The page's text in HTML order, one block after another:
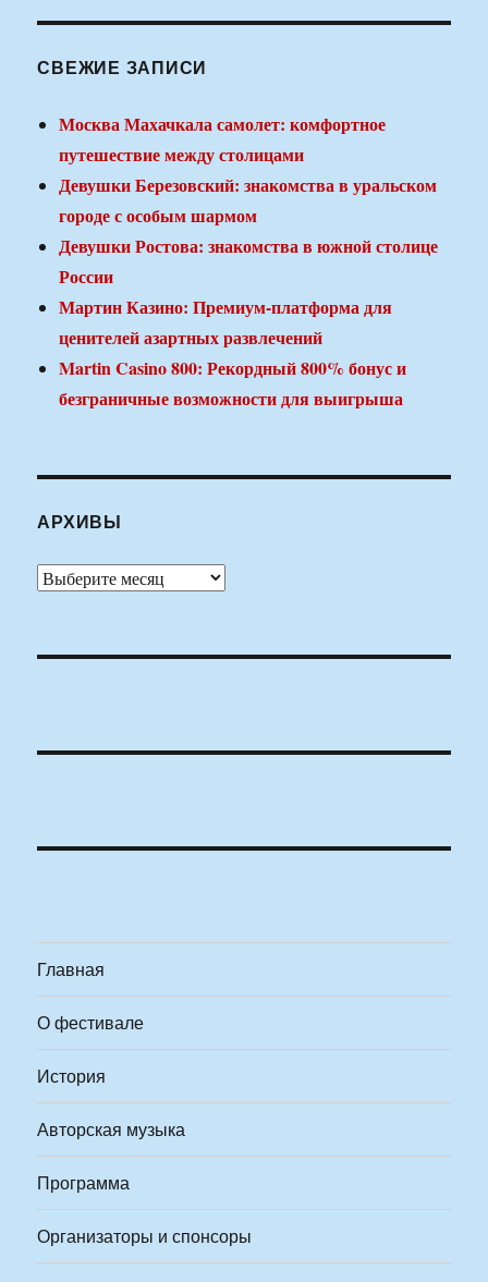
СВЕЖИЕ ЗАПИСИ
Москва Махачкала самолет: комфортное
путешествие между столицами
Девушки Березовский: знакомства в уральском
городе с особым шармом
Девушки Ростова: знакомства в южной столице
России
Мартин Казино: Премиум-платформа для
ценителей азартных развлечений
Martin Casino 800: Рекордный 800% бонус и
безграничные возможности для выигрыша
АРХИВЫ
Архивы
Главная
О фестивале
История
Авторская музыка
Программа
Организаторы и спонсоры